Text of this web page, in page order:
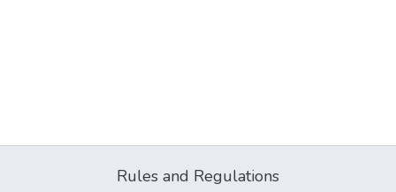
Rules and Regulations